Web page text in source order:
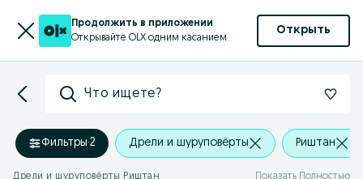
Продолжить в приложении
Открывайте OLX одним касанием
Открыть
Что ищете?
Фильтры·2 Дрели и шуруповёрты Риштан
Дрели и шуруповёрты Риштан Показать Полностью